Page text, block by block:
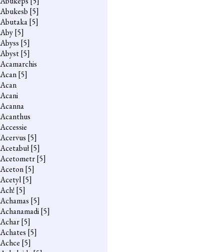
Abukesb [5]
Abutaka[5]
Aby[5]
Abyss [5]
Abyst[5]
Acamarchis
Acan[5]
Acan
Acani
Acanna
Acanthus
Accessie
Acervus [5]
Acetabuł[5]
Acetometr[5]
Aceton[5]
Acetyl[5]
Ach! [5]
Achamas [5]
Achanamadi[5]
Achar[5]
Achates [5]
Achce [5]